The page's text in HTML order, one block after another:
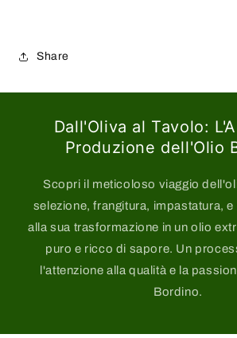
Share
Dall'Oliva al Tavolo:
Produzione dell'Olio
Scopri il meticoloso viaggio
selezione, frangitura, impastatura,
alla sua trasformazione in un olio
puro e ricco di sapore. Un
l'attenzione alla qualità e la
Bordino.